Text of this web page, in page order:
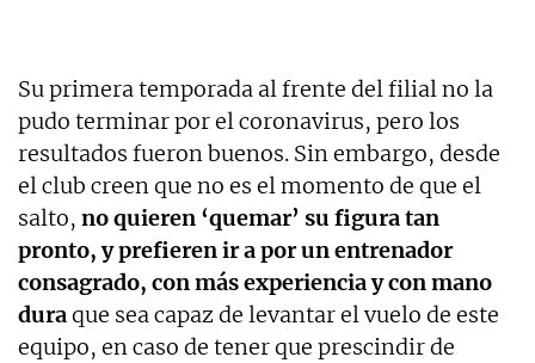
Su primera temporada al frente del filial no la
pudo terminar por el coronavirus, pero los
resultados fueron buenos. Sin embargo, desde
el club creen que no es el momento de que el
salto, no quieren ‘quemar’ su figura tan
pronto, yprefieren ir a por un entrenador
consagrado, con más experiencia y con mano
duraque sea capaz de levantar el vuelo de este
equipo, en caso de tener que prescindir de